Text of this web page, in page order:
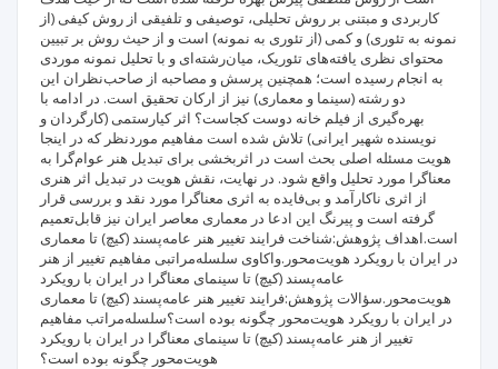
کاربردی و مبتنی بر روش تحلیلی، توصیفی و تلفیقی از روش کیفی (از
نمونه به تئوری) و کمی (از تئوری به نمونه) است و از حیث روش بر تبیین
محتوای نظری یافته‌های تئوریک، میان‌رشته‌ای و با تحلیل نمونه موردی
به انجام رسیده است؛ همچنین پرسش و مصاحبه از صاحب‌نظران این
دو رشته (سینما و معماری) نیز از ارکان تحقیق است. در ادامه با
بهره‌گیری از فیلم خانه دوست کجاست؟ اثر کیارستمی (کارگردان و
نویسنده شهیر ایرانی) تلاش شده است مفاهیم موردنظر که در اینجا
هویت مسئله اصلی بحث است در اثربخشی برای تبدیل هنر عوام‌گرا به
معناگرا مورد تحلیل واقع شود. در نهایت، نقش هویت در تبدیل اثر هنری
از اثری ناکارآمد و بی‌فایده به اثری معناگرا مورد نقد و بررسی قرار
گرفته است و پیرنگ این ادعا در معماری معاصر ایران نیز قابل‌تعمیم
است.اهداف پژوهش:شناخت فرایند تغییر هنر عامه‌پسند (کیچ) تا معماری
در ایران با رویکرد هویت‌محور.واکاوی سلسله‌مراتبی مفاهیم تغییر از هنر
عامه‌پسند (کیچ) تا سینمای معناگرا در ایران با رویکرد
هویت‌محور.سؤالات پژوهش:فرایند تغییر هنر عامه‌پسند (کیچ) تا معماری
در ایران با رویکرد هویت‌محور چگونه بوده است؟سلسله‌مراتب مفاهیم
تغییر از هنر عامه‌پسند (کیچ) تا سینمای معناگرا در ایران با رویکرد
هویت‌محور چگونه بوده است؟